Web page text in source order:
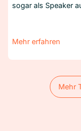
sogar als Speaker
Mehr erfahren
Mehr
Mehr